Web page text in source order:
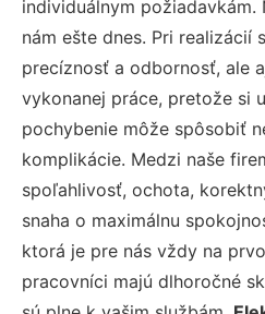
individuálnym požiadavkám.
nám ešte dnes. Pri realizácií
precíznosť a odbornosť, ale
vykonanej práce, pretože si
pochybenie môže spôsobiť
komplikácie. Medzi naše
spoľahlivosť, ochota,
snaha o maximálnu
ktorá je pre nás vždy na
pracovníci majú dlhoročné